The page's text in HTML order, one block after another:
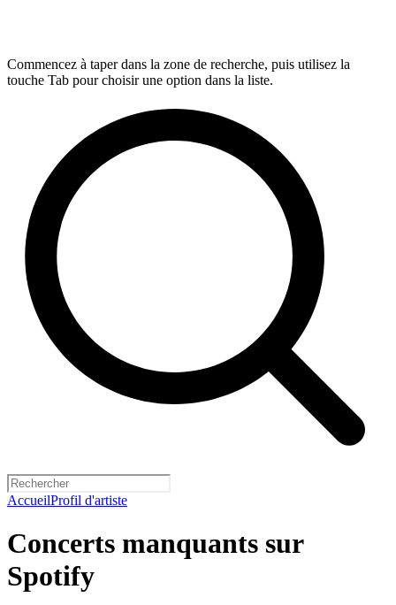
Commencez à taper dans la zone de recherche, puis utilisez la
touche Tab pour choisir une option dans la liste.
AccueilProfil d'artiste
Concerts manquants sur
Spotify